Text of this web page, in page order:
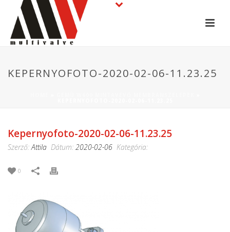
KEPERNYOFOTO-2020-02-06-11.23.25
Kepernyofoto-2020-02-06-11.23.25
Szerző:Attila Dátum: 2020-02-06 Kategória:
0